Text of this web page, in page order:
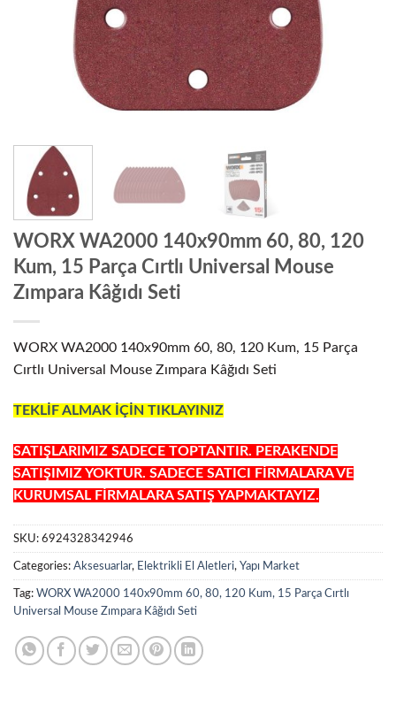
WORX WA2000 140x90mm 60, 80, 120
Kum, 15 Parça Cırtlı Universal Mouse
Zımpara Kâğıdı Seti
WORX WA2000 140x90mm 60, 80, 120 Kum, 15 Parça
Cırtlı Universal Mouse Zımpara Kâğıdı Seti
TEKLİF ALMAK İÇİN TIKLAYINIZ
SATIŞLARIMIZ SADECE TOPTANTIR. PERAKENDE
SATIŞIMIZ YOKTUR. SADECE SATICI FİRMALARA VE
KURUMSAL FİRMALARA SATIŞ YAPMAKTAYIZ.
SKU: 6924328342946
Categories: Aksesuarlar, Elektrikli El Aletleri, Yapı Market
Tag: WORX WA2000 140x90mm 60, 80, 120 Kum, 15 Parça Cırtlı
Universal Mouse Zımpara Kâğıdı Seti